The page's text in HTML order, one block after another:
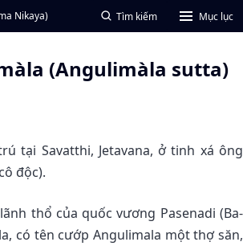
Nikaya) Tìm kiếm Mục lục
(Angulimàla sutta)
tại Savatthi, Jetavana, ở tinh xá ông
độc).
thổ của quốc vương Pasenadi (Ba-
có tên cướp Angulimala một thợ săn,